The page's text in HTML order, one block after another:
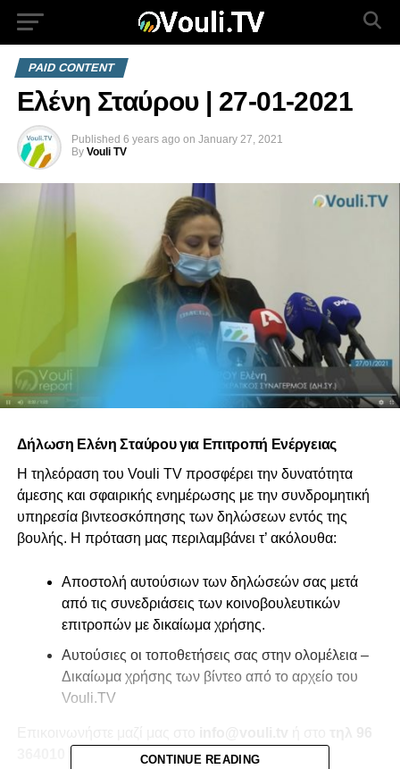
PAID CONTENT
Ελένη Σταύρου | 27-01-2021
Published 6 years ago on January 27, 2021
By Vouli TV
Δήλωση Ελένη Σταύρου για Επιτροπή Ενέργειας
Η τηλεόραση του Vouli TV προσφέρει την δυνατότητα
άμεσης και σφαιρικής ενημέρωσης με την συνδρομητική
υπηρεσία βιντεοσκόπησης των δηλώσεων εντός της
βουλής. Η πρόταση μας περιλαμβάνει τ’ ακόλουθα:
Αποστολή αυτούσιων των δηλώσεών σας μετά
από τις συνεδριάσεις των κοινοβουλευτικών
επιτροπών με δικαίωμα χρήσης.
Αυτούσιες οι τοποθετήσεις σας στην ολομέλεια –
Δικαίωμα χρήσης των βίντεο από το αρχείο του
Vouli.TV
για περισσότερες πληροφορίες.
CONTINUE READING